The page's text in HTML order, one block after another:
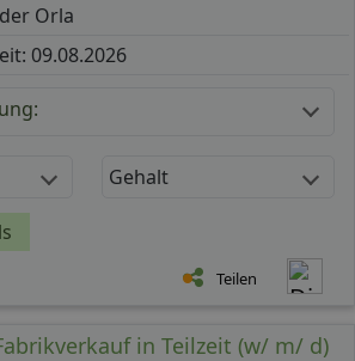
Orla
09.08.2026
Gehalt
Teilen
in Teilzeit (w/ m/ d)